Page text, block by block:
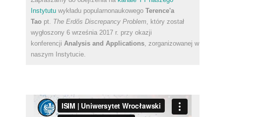
Instytutu wykładu popularnonaukowego Terence'a
Tao pt. The Erdős Discrepancy Problem , który został
wygłoszony 6 września 2017 r. przy okazji
konferencji Analysis and Applications , zorganizowanej w
naszym Instytucie.